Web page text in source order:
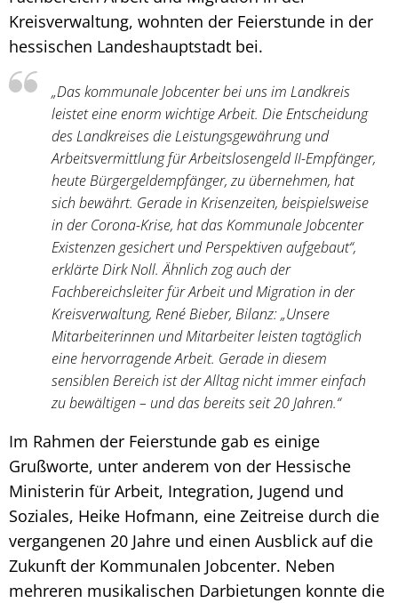
Kreisverwaltung, wohnten der Feierstunde in der
hessischen Landeshauptstadt bei.
„Das kommunale Jobcenter bei uns im Landkreis
leistet eine enorm wichtige Arbeit. Die Entscheidung
des Landkreises die Leistungsgewährung und
Arbeitsvermittlung für Arbeitslosengeld II-Empfänger,
heute Bürgergeldempfänger, zu übernehmen, hat
sich bewährt. Gerade in Krisenzeiten, beispielsweise
in der Corona-Krise, hat das Kommunale Jobcenter
Existenzen gesichert und Perspektiven aufgebaut“,
erklärte Dirk Noll. Ähnlich zog auch der
Fachbereichsleiter für Arbeit und Migration in der
Kreisverwaltung, René Bieber, Bilanz: „Unsere
Mitarbeiterinnen und Mitarbeiter leisten tagtäglich
eine hervorragende Arbeit. Gerade in diesem
sensiblen Bereich ist der Alltag nicht immer einfach
zu bewältigen – und das bereits seit 20 Jahren.“
Im Rahmen der Feierstunde gab es einige
Grußworte, unter anderem von der Hessische
Ministerin für Arbeit, Integration, Jugend und
Soziales, Heike Hofmann, eine Zeitreise durch die
vergangenen 20 Jahre und einen Ausblick auf die
Zukunft der Kommunalen Jobcenter. Neben
mehreren musikalischen Darbietungen konnte die